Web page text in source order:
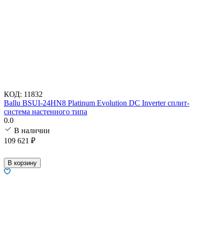
КОД: 11832
Ballu BSUI-24HN8 Platinum Evolution DC Inverter сплит-
система настенного типа
0.0
В наличии
109 621 ₽
В корзину